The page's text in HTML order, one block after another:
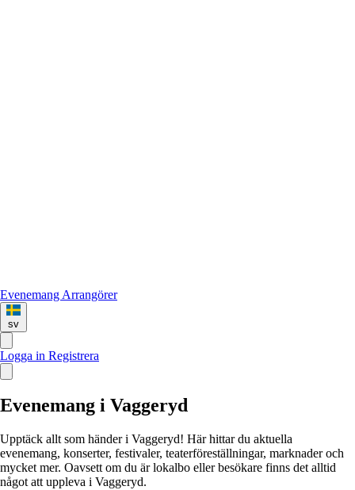
Evenemang Arrangörer
sv
Logga in Registrera
Evenemang i Vaggeryd
Upptäck allt som händer i Vaggeryd! Här hittar du aktuella
evenemang, konserter, festivaler, teaterföreställningar, marknader och
mycket mer. Oavsett om du är lokalbo eller besökare finns det alltid
något att uppleva i Vaggeryd.